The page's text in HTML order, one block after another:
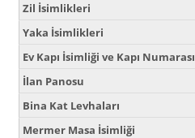
Zil İsimlikleri
Yaka İsimlikleri
Ev Kapı İsimliği ve Kapı Numarası
İlan Panosu
Bina Kat Levhaları
Mermer Masa İsimliği